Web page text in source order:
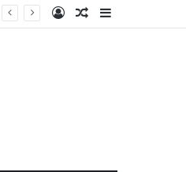
Sidebar
Random
Log